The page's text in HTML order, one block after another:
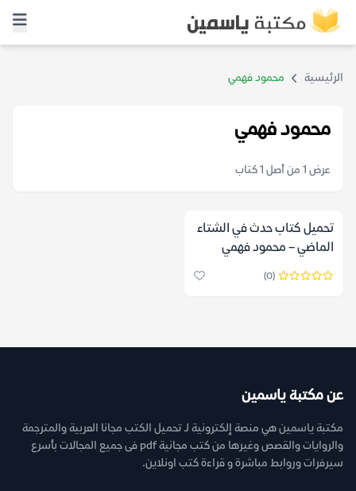
الرئيسية محمود فهمي
محمود فهمي
عرض 1 من أصل 1 كتاب
تحميل كتاب حدث في الشتاء
الماضي – محمود فهمي
(0)
عن مكتبة ياسمين
مكتبة ياسمين هي منصة إلكترونية لـ تحميل الكتب مجانا العربية والمترجمة
والروايات والقصص وغيرها من كتب مجانية pdf فى جميع المجالات بأسرع
سيرفرات وروابط مباشرة و قراءة كتب اونلاين.